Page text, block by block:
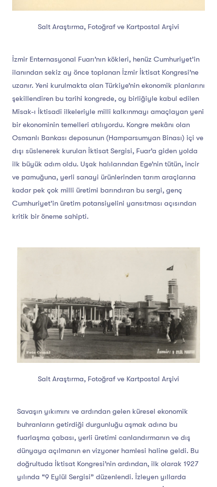
Salt Araştırma, Fotoğraf ve Kartpostal Arşivi
İzmir Enternasyonal Fuarı’nın kökleri, henüz Cumhuriyet’in
ilanından sekiz ay önce toplanan İzmir İktisat Kongresi’ne
uzanır. Yeni kurulmakta olan Türkiye’nin ekonomik planlarını
şekillendiren bu tarihi kongrede, oy birliğiyle kabul edilen
Misak-ı İktisadi ilkeleriyle milli kalkınmayı amaçlayan yeni
bir ekonominin temelleri atılıyordu. Kongre mekânı olan
Osmanlı Bankası deposunun (Hamparsumyan Binası) içi ve
dışı süslenerek kurulan İktisat Sergisi, Fuar’a giden yolda
ilk büyük adım oldu. Uşak halılarından Ege’nin tütün, incir
ve pamuğuna, yerli sanayi ürünlerinden tarım araçlarına
kadar pek çok milli üretimi barındıran bu sergi, genç
Cumhuriyet’in üretim potansiyelini yansıtması açısından
kritik bir öneme sahipti.
Salt Araştırma, Fotoğraf ve Kartpostal Arşivi
Savaşın yıkımını ve ardından gelen küresel ekonomik
buhranların getirdiği durgunluğu aşmak adına bu
fuarlaşma çabası, yerli üretimi canlandırmanın ve dış
dünyaya açılmanın en vizyoner hamlesi haline geldi. Bu
doğrultuda İktisat Kongresi’nin ardından, ilk olarak 1927
yılında “9 Eylül Sergisi” düzenlendi. İzleyen yıllarda